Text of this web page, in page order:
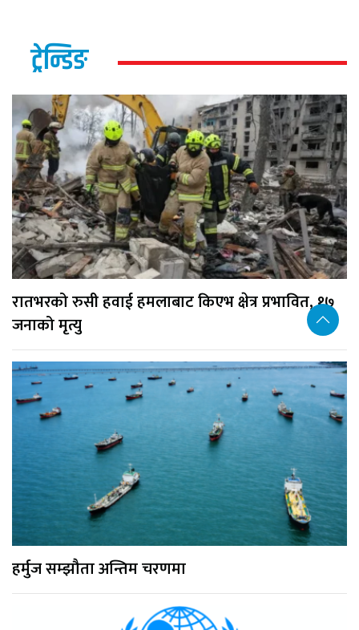
ट्रेन्डिङ
रातभरको रुसी हवाई हमलाबाट किएभ क्षेत्र प्रभावित, १७
जनाको मृत्यु
हर्मुज सम्झौता अन्तिम चरणमा